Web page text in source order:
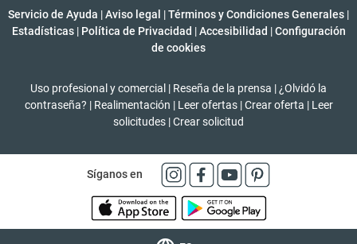
Servicio de Ayuda |Aviso legal |Términos y Condiciones Generales |
Estadísticas | Política de Privacidad | Accesibilidad | Configuración
de cookies
Uso profesional y comercial | Reseña de la prensa | ¿Olvidó la
contraseña? | Realimentación | Leer ofertas | Crear oferta | Leer
solicitudes |Crear solicitud
Síganos en